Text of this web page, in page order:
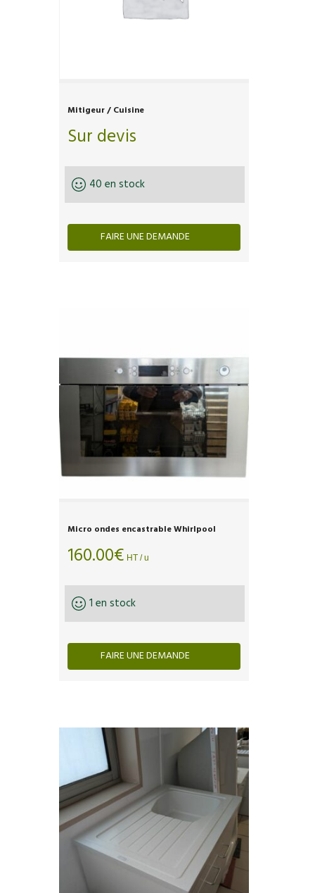
Mitigeur / Cuisine
Sur devis
40 en stock
FAIRE UNE DEMANDE
Micro ondes encastrable Whirlpool
160.00€ HT / u
1 en stock
FAIRE UNE DEMANDE